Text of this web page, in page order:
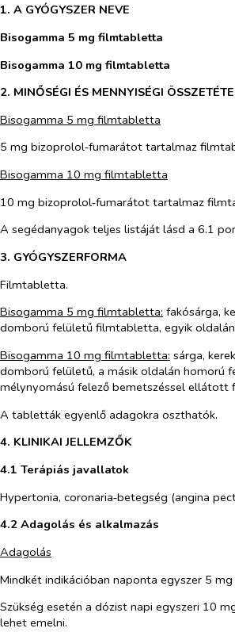
1. A GYÓGYSZER NEVE
Bisogamma 5 mg filmtabletta
Bisogamma 10 mg filmtabletta
2. MINŐSÉGI ÉS MENNYISÉGI
Bisogamma 5 mg filmtabletta
5 mg bizoprolol‑fumarátot tartalmaz
Bisogamma 10 mg filmtabletta
10 mg bizoprolol‑fumarátot tartalmaz
A segédanyagok teljes listáját lásd a 6.1
3. GYÓGYSZERFORMA
Filmtabletta.
Bisogamma 5 mg filmtabletta: fakósárga,
domború felületű filmtabletta, egyik
Bisogamma 10 mg filmtabletta: sárga,
domború felületű, a másik oldalán homorú
mélynyomású felező bemetszéssel ellátott
A tabletták egyenlő adagokra oszthatók.
4. KLINIKAI JELLEMZŐK
4.1 Terápiás javallatok
Hypertonia, coronaria‑betegség (angina
4.2 Adagolás és alkalmazás
Adagolás
Mindkét indikációban naponta egyszer 5
Szükség esetén a dózist napi egyszeri 10
lehet emelni.